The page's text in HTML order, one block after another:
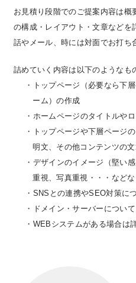
お見積り段階でのご提案内容は概
の構成・レイアウト・文章などを
話やメール、時には対面でお打ち
詰めていく内容は以下のようなも
・トップページ（必要なら下
ーム）の作成
・ホームページのタイトルや
・トップページや下層ページ
明文、その他コンテンツの
・デザインのイメージ（堅い
重視、写真重視・・・などな
・SNSとの連携やSEO対策に
・ドメイン・サーバーについて
・WEBシステムがある場合は